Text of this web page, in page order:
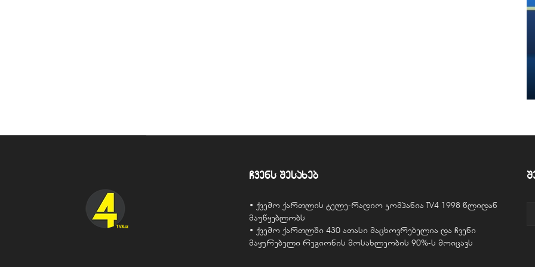
ჩვენს შესახებ
• ქვემო ქართლის ტელე-რადიო კომპანია TV4 1998 წლიდან
მაუწყებლობს
• ქვემო ქართლში 430 ათასი მაცხოვრებელია და ჩვენი
მაყურებელი რეგიონის მოსახლეობის 90%-ს მოიცავს